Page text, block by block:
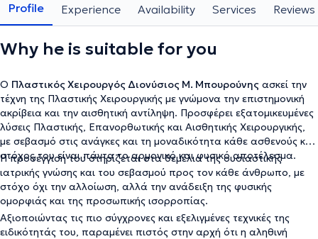
Profile Experience Availability Services Reviews
Why he is suitable for you
Ο Πλαστικός Χειρουργός Διονύσιος Μ. Μπουρούνης ασκεί την
τέχνη της Πλαστικής Χειρουργικής με γνώμονα την επιστημονική
ακρίβεια και την αισθητική αντίληψη. Προσφέρει εξατομικευμένες
λύσεις Πλαστικής, Επανορθωτικής και Αισθητικής Χειρουργικής,
με σεβασμό στις ανάγκες και τη μοναδικότητα κάθε ασθενούς και
στόχος του είναι πάντα το αρμονικό και φυσικό αποτέλεσμα.
Η προσέγγισή του στηρίζεται στα θεμέλια της ουσιαστικής
ιατρικής γνώσης και του σεβασμού προς τον κάθε άνθρωπο, με
στόχο όχι την αλλοίωση, αλλά την ανάδειξη της φυσικής
ομορφιάς και της προσωπικής ισορροπίας.
Αξιοποιώντας τις πιο σύγχρονες και εξελιγμένες τεχνικές της
ειδικότητάς του, παραμένει πιστός στην αρχή ότι η αληθινή